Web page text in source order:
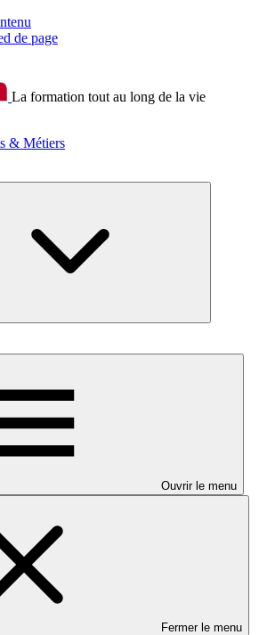
de page
La formation tout au long de la vie
& Métiers
Ouvrir le menu
Fermer le menu